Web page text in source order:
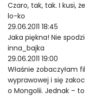
Czaro, tak, tak. I kusi,
lo-ko
29.06.2011 18:45
Jaka piękna! Nie
inna_bajka
29.06.2011 19:00
Właśnie zobaczyłam
wyprawowej i się
o Mongolii. Jednak –